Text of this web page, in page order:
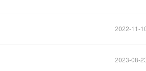
2022-11-
2023-08-